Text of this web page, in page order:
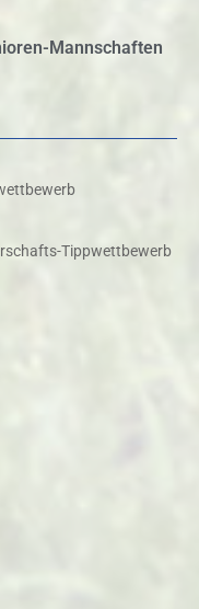
Mannschaften
Tippwettbewerb